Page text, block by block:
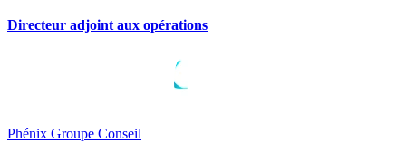
Directeur adjoint aux opérations
Phénix Groupe Conseil